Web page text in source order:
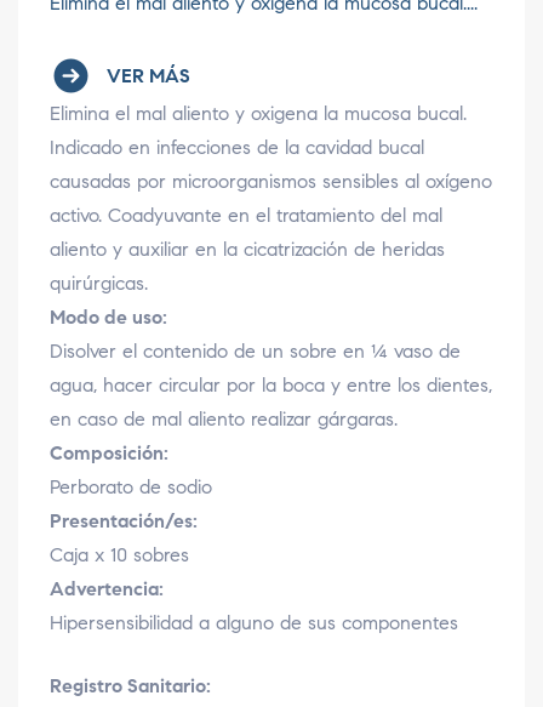
VER MÁS
Elimina el mal aliento y oxigena la mucosa bucal.
Indicado en infecciones de la cavidad bucal
causadas por microorganismos sensibles al oxígeno
activo. Coadyuvante en el tratamiento del mal
aliento y auxiliar en la cicatrización de heridas
quirúrgicas.
Modo de uso:
Disolver el contenido de un sobre en ¼ vaso de
agua, hacer circular por la boca y entre los dientes,
en caso de mal aliento realizar gárgaras.
Composición:
Perborato de sodio
Presentación/es:
Caja x 10 sobres
Advertencia:
Hipersensibilidad a alguno de sus componentes
Registro Sanitario: